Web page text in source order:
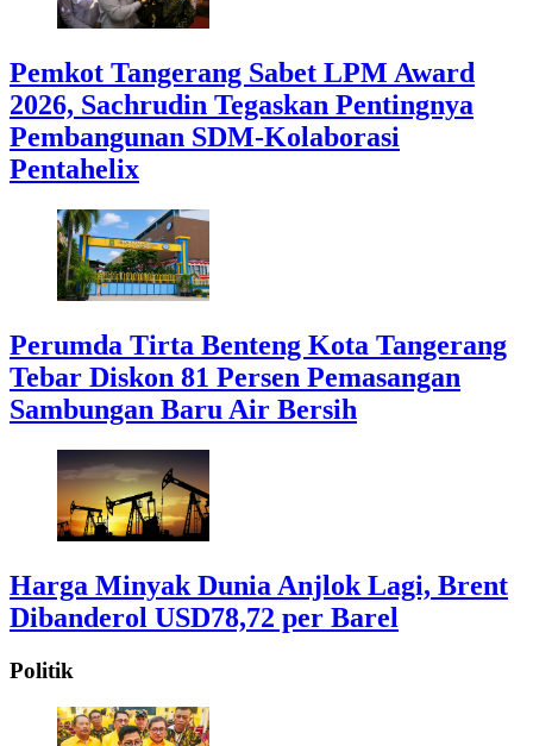
Pemkot Tangerang Sabet LPM Award
2026, Sachrudin Tegaskan Pentingnya
Pembangunan SDM-Kolaborasi
Pentahelix
Perumda Tirta Benteng Kota Tangerang
Tebar Diskon 81 Persen Pemasangan
Sambungan Baru Air Bersih
Harga Minyak Dunia Anjlok Lagi, Brent
Dibanderol USD78,72 per Barel
Politik